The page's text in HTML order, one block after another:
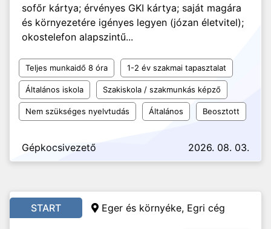
sofőr kártya; érvényes GKI kártya; saját magára
és környezetére igényes legyen (józan életvitel);
okostelefon alapszintű...
Teljes munkaidő 8 óra 1-2 év szakmai tapasztalat
Általános iskola Szakiskola / szakmunkás képző
Nem szükséges nyelvtudás Általános Beosztott
Gépkocsivezető 2026. 08. 03.
START Eger és környéke, Egri cég